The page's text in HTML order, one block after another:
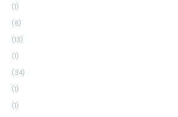
(1)
(6)
(13)
(1)
(34)
(1)
(1)